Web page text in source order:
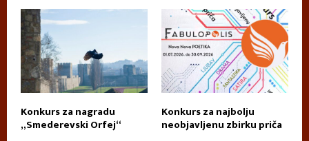
Konkurs za nagradu
„Smederevski Orfej“
Konkurs za najbolju
neobjavljenu zbirku priča